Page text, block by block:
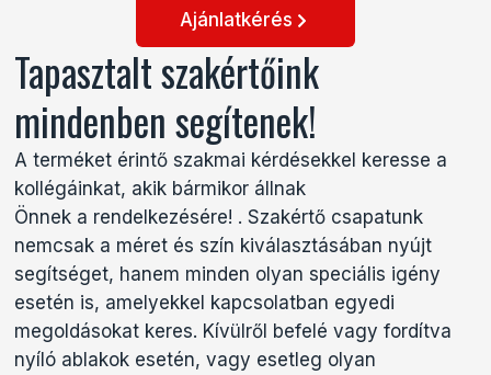
A terméket érintő szakmai kérdésekkel keresse a
kollégáinkat, akik bármikor állnak
Önnek a rendelkezésére! . Szakértő csapatunk
nemcsak a méret és szín kiválasztásában nyújt
segítséget, hanem minden olyan speciális igény
esetén is, amelyekkel kapcsolatban egyedi
megoldásokat keres. Kívülről befelé vagy fordítva
nyíló ablakok esetén, vagy esetleg olyan
Tapasztalt szakértőink
mindenben segítenek!
Ajánlatkérés